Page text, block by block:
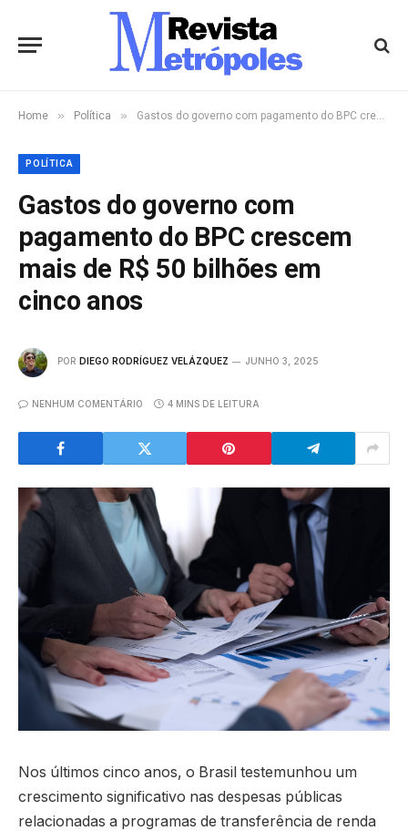
Home » Política » Gastos do governo com pagamento do BPC crescem mais de R$ 50 bilhões em cinco anos
POLÍTICA
Gastos do governo com
pagamento do BPC crescem
mais de R$ 50 bilhões em
cinco anos
POR DIEGO RODRÍGUEZ VELÁZQUEZ JUNHO 3, 2025
NENHUM COMENTÁRIO 4 MINS DE LEITURA
Nos últimos cinco anos, o Brasil testemunhou um
crescimento significativo nas despesas públicas
relacionadas a programas de transferência de renda